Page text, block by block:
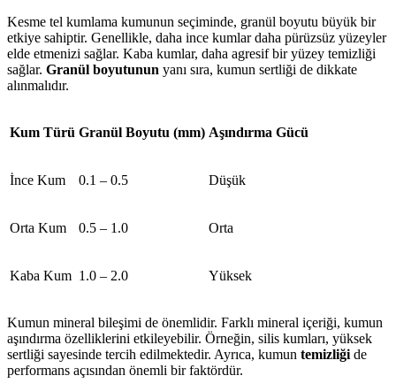
Kesme tel kumlama kumunun seçiminde, granül boyutu büyük bir
etkiye sahiptir. Genellikle, daha ince kumlar daha pürüzsüz yüzeyler
elde etmenizi sağlar. Kaba kumlar, daha agresif bir yüzey temizliği
sağlar. Granül boyutunun yanı sıra, kumun sertliği de dikkate
alınmalıdır.
Kum Türü Granül Boyutu (mm) Aşındırma Gücü
İnce Kum 0.1 – 0.5 Düşük
Orta Kum 0.5 – 1.0 Orta
Kaba Kum 1.0 – 2.0 Yüksek
Kumun mineral bileşimi de önemlidir. Farklı mineral içeriği, kumun
aşındırma özelliklerini etkileyebilir. Örneğin, silis kumları, yüksek
sertliği sayesinde tercih edilmektedir. Ayrıca, kumun temizliği de
performans açısından önemli bir faktördür.